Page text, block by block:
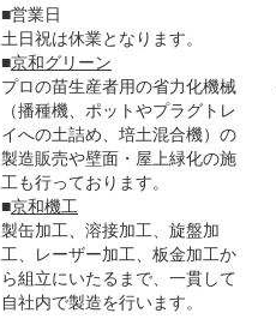
■営業日
土日祝は休業となります。
■京和グリーン
プロの苗生産者用の省力化機械
（播種機、ポットやプラグトレ
イへの土詰め、培土混合機）の
製造販売や壁面・屋上緑化の施
工も行っております。
■京和機工
製缶加工、溶接加工、旋盤加
工、レーザー加工、板金加工か
ら組立にいたるまで、一貫して
自社内で製造を行います。